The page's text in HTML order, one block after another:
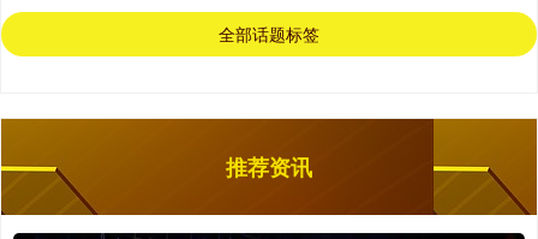
全部话题标签
推荐资讯